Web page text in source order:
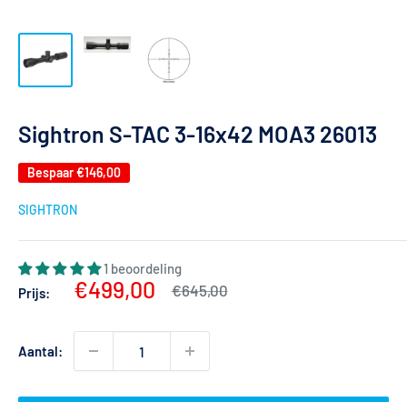
Sightron S-TAC 3-16x42 MOA3 26013
Bespaar€146,00
SIGHTRON
1 beoordeling
Prijs:
Actieprijs
€499,00
Normale
€645,00
Aantal: